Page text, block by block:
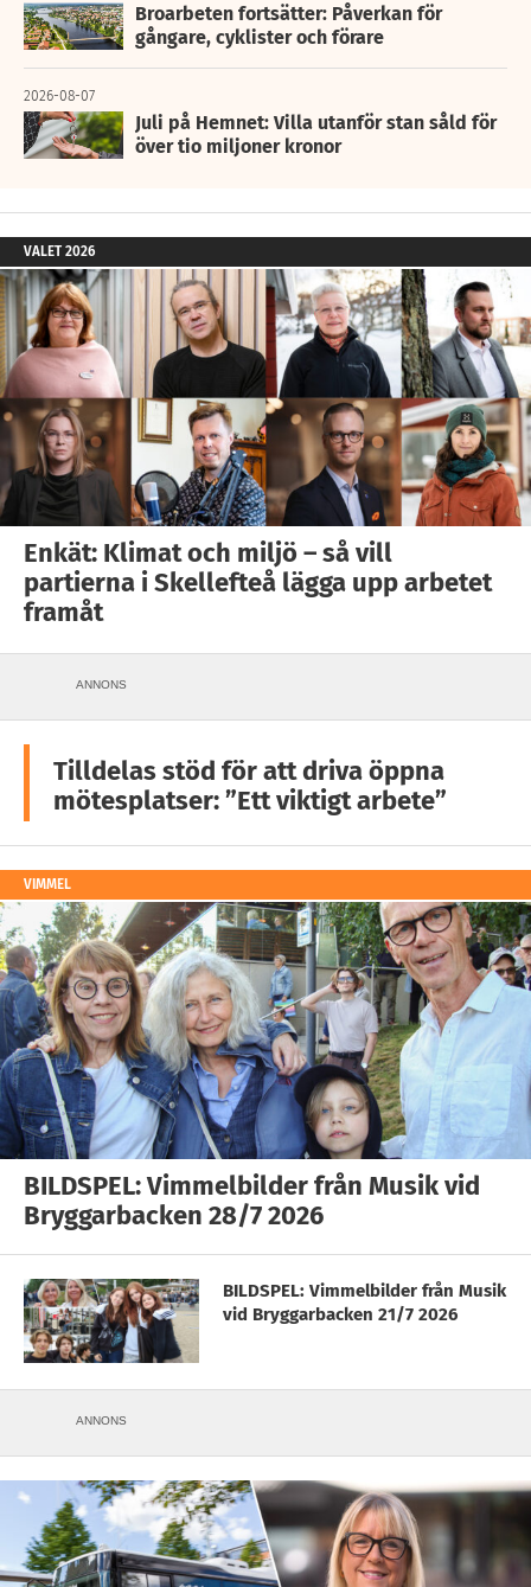
Broarbeten fortsätter: Påverkan för
gångare, cyklister och förare
2026-08-07
Juli på Hemnet: Villa utanför stan såld för
över tio miljoner kronor
VALET 2026
Enkät: Klimat och miljö – så vill
partierna i Skellefteå lägga upp arbetet
framåt
ANNONS
Tilldelas stöd för att driva öppna
mötesplatser: ”Ett viktigt arbete”
VIMMEL
BILDSPEL: Vimmelbilder från Musik vid
Bryggarbacken 28/7 2026
BILDSPEL: Vimmelbilder från Musik
vid Bryggarbacken 21/7 2026
ANNONS